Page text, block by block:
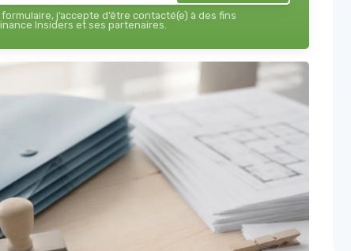
j’accepte d’être contacté(e) à des fins
Insiders et ses partenaires.